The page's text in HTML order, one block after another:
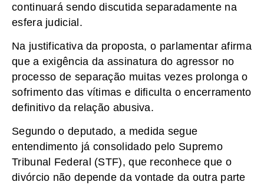
continuará sendo discutida separadamente na
esfera judicial.
Na justificativa da proposta, o parlamentar afirma
que a exigência da assinatura do agressor no
processo de separação muitas vezes prolonga o
sofrimento das vítimas e dificulta o encerramento
definitivo da relação abusiva.
Segundo o deputado, a medida segue
entendimento já consolidado pelo Supremo
Tribunal Federal (STF), que reconhece que o
divórcio não depende da vontade da outra parte